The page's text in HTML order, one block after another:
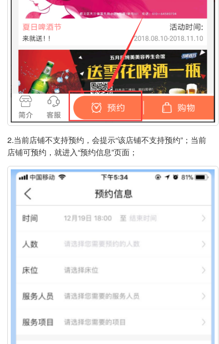
2.当前店铺不支持预约，会提示“该店铺不支持预约”；当前
店铺可预约，就进入“预约信息”页面；